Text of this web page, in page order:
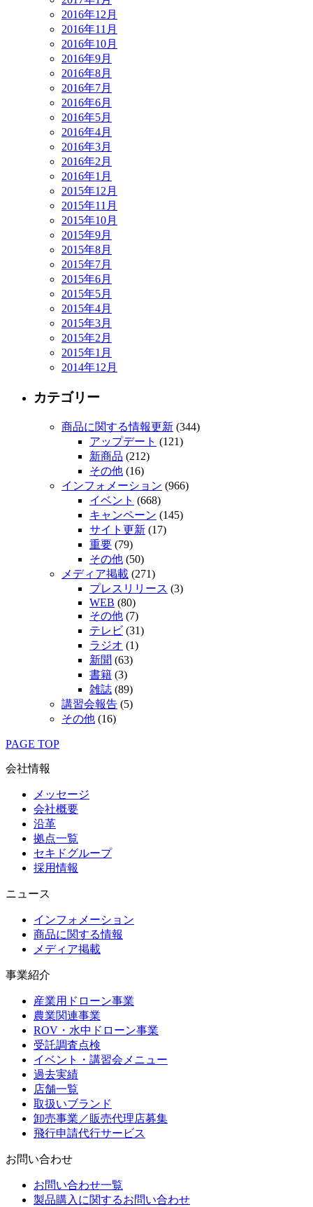
2016年12月
2016年11月
2016年10月
2016年9月
2016年8月
2016年7月
2016年6月
2016年5月
2016年4月
2016年3月
2016年2月
2016年1月
2015年12月
2015年11月
2015年10月
2015年9月
2015年8月
2015年7月
2015年6月
2015年5月
2015年4月
2015年3月
2015年2月
2015年1月
2014年12月
カテゴリー
商品に関する情報更新 (344)
アップデート (121)
新商品 (212)
その他 (16)
インフォメーション (966)
イベント (668)
キャンペーン (145)
サイト更新 (17)
重要 (79)
その他 (50)
メディア掲載 (271)
プレスリリース (3)
WEB (80)
その他 (7)
テレビ (31)
ラジオ (1)
新聞 (63)
書籍 (3)
雑誌 (89)
講習会報告 (5)
その他 (16)
PAGE TOP
会社情報
メッセージ
会社概要
沿革
拠点一覧
セキドグループ
採用情報
ニュース
インフォメーション
商品に関する情報
メディア掲載
事業紹介
産業用ドローン事業
農業関連事業
ROV・水中ドローン事業
受託調査点検
イベント・講習会メニュー
過去実績
店舗一覧
取扱いブランド
卸売事業／販売代理店募集
飛行申請代行サービス
お問い合わせ
お問い合わせ一覧
製品購入に関するお問い合わせ